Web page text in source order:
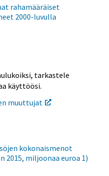
rahamääräiset
2000-luvulla
tarkastele
käyttöösi.
muuttujat
kokonaismenot
miljoonaa euroa 1)